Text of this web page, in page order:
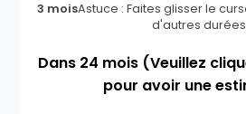
3 moisAstuce : Faites glisser le
d'autres durées
Dans 24 mois (Veuillez
pour avoir une